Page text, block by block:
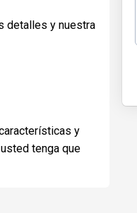
detalles y nuestra
y
tenga que